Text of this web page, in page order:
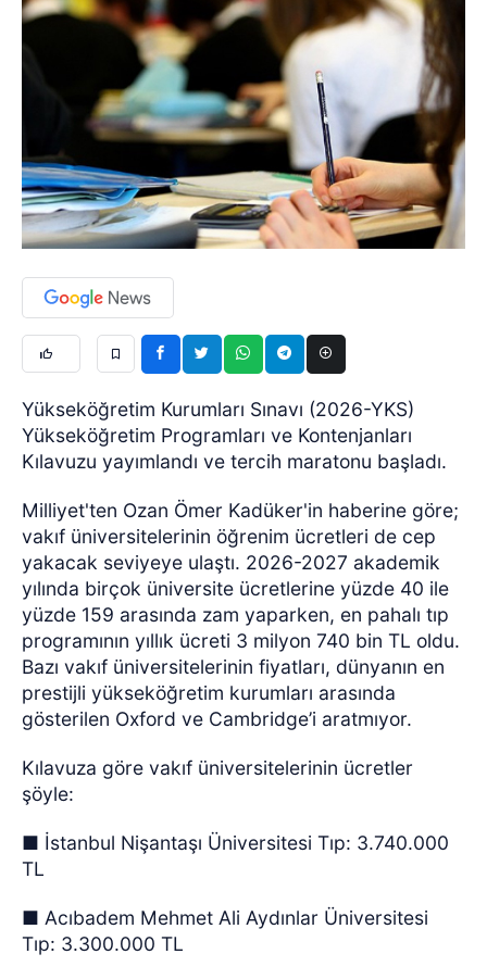
Yükseköğretim Kurumları Sınavı (2026-YKS)
Yükseköğretim Programları ve Kontenjanları
Kılavuzu yayımlandı ve tercih maratonu başladı.
Milliyet'ten Ozan Ömer Kadüker'in haberine göre;
vakıf üniversitelerinin öğrenim ücretleri de cep
yakacak seviyeye ulaştı. 2026-2027 akademik
yılında birçok üniversite ücretlerine yüzde 40 ile
yüzde 159 arasında zam yaparken, en pahalı tıp
programının yıllık ücreti 3 milyon 740 bin TL oldu.
Bazı vakıf üniversitelerinin fiyatları, dünyanın en
prestijli yükseköğretim kurumları arasında
gösterilen Oxford ve Cambridge’i aratmıyor.
Kılavuza göre vakıf üniversitelerinin ücretler
şöyle:
■ İstanbul Nişantaşı Üniversitesi Tıp: 3.740.000
TL
■ Acıbadem Mehmet Ali Aydınlar Üniversitesi
Tıp: 3.300.000 TL